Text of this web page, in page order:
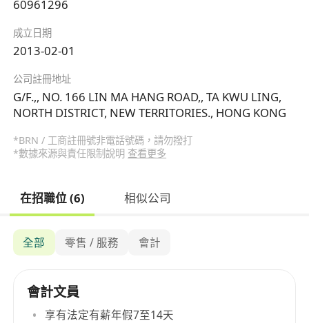
60961296
成立日期
2013-02-01
公司註冊地址
G/F.,, NO. 166 LIN MA HANG ROAD,, TA KWU LING,
NORTH DISTRICT, NEW TERRITORIES., HONG KONG
*BRN / 工商註冊號非電話號碼，請勿撥打
*數據來源與責任限制說明 查看更多
在招職位 (6) 相似公司
全部 零售 / 服務 會計
會計文員
享有法定有薪年假7至14天